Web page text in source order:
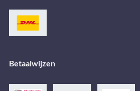
Betaalwijzen